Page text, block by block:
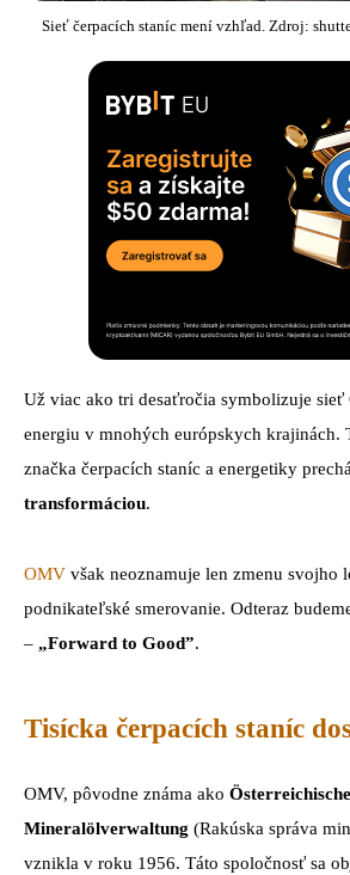
Sieť čerpacích staníc mení vzhľad. Zdroj:
Už viac ako tri desaťročia symbolizuje
energiu v mnohých európskych krajinách.
značka čerpacích staníc a energetiky
transformáciou.
OMV však neoznamuje len zmenu svojho
podnikateľské smerovanie. Odteraz
– „Forward to Good”.
Tisícka čerpacích staníc
OMV, pôvodne známa ako Österreichische
Mineralölverwaltung (Rakúska správa
vznikla v roku 1956. Táto spoločnosť sa